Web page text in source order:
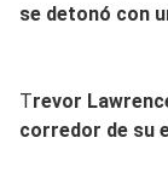
se detonó con
Trevor
corredor de su